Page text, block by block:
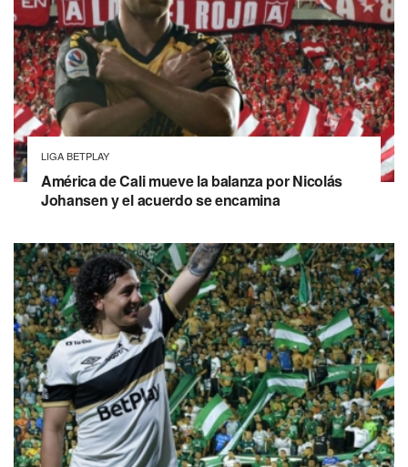
LIGA BETPLAY
América de Cali mueve la balanza por Nicolás
Johansen y el acuerdo se encamina